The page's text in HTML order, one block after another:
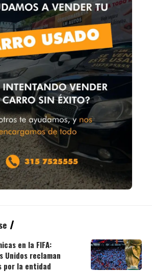
en la FIFA:
Unidos reclaman
por la entidad